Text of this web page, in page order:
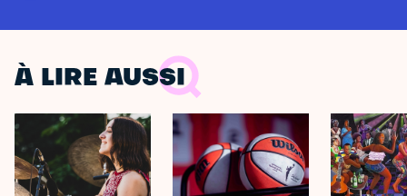
À LIRE AUSSI